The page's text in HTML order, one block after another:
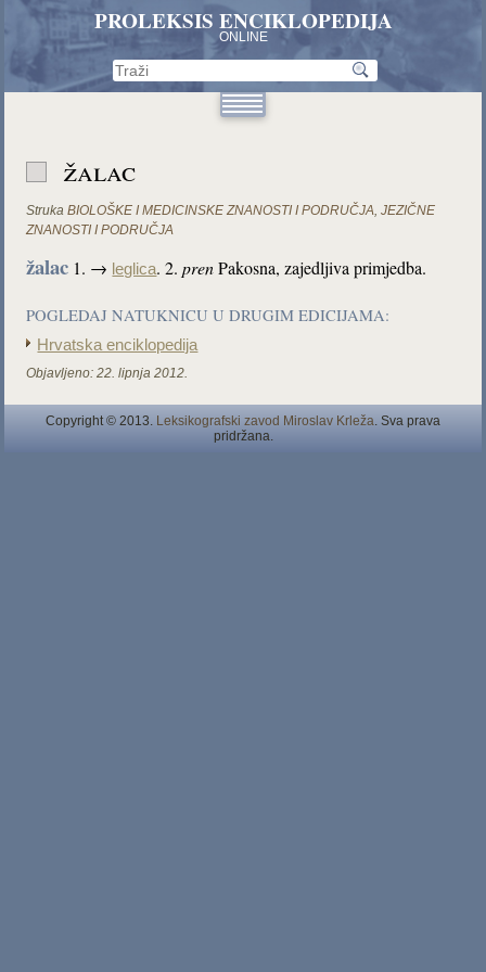
PROLEKSIS ENCIKLOPEDIJA
ONLINE
žalac
Struka BIOLOŠKE I MEDICINSKE ZNANOSTI I PODRUČJA,JEZIČNE
ZNANOSTI I PODRUČJA
žalac 1. → leglica. 2.prenPakosna, zajedljiva primjedba.
POGLEDAJ NATUKNICU U DRUGIM EDICIJAMA:
Hrvatska enciklopedija
Objavljeno: 22. lipnja 2012.
Copyright © 2013. Leksikografski zavod Miroslav Krleža. Sva prava
pridržana.